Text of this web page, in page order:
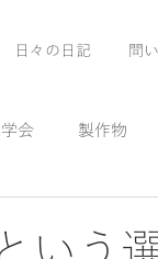
日々の日記 問
会 製作物